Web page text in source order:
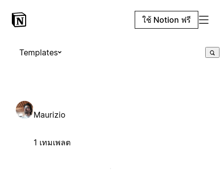
ใช้ Notion ฟรี
Templates
Maurizio
1 เทมเพลต